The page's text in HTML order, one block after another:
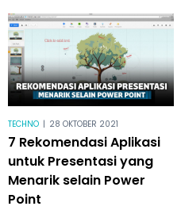
TECHNO | 28 OKTOBER 2021
7 Rekomendasi Aplikasi
untuk Presentasi yang
Menarik selain Power
Point